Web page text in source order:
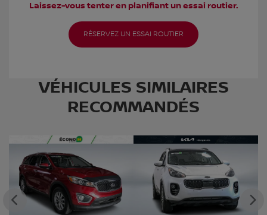
Laissez-vous tenter en planifiant un essai routier.
RÉSERVEZ UN ESSAI ROUTIER
VÉHICULES SIMILAIRES
RECOMMANDÉS